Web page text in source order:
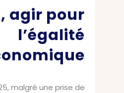
agir pour
l’égalité
malgré une prise de